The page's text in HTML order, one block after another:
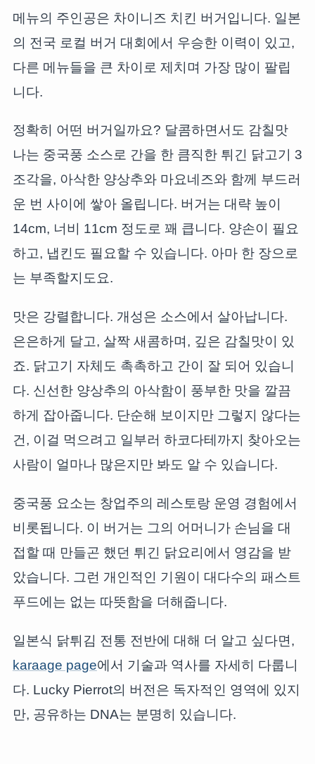
메뉴의 주인공은 차이니즈 치킨 버거입니다. 일본
의 전국 로컬 버거 대회에서 우승한 이력이 있고,
다른 메뉴들을 큰 차이로 제치며 가장 많이 팔립
니다.
정확히 어떤 버거일까요? 달콤하면서도 감칠맛
나는 중국풍 소스로 간을 한 큼직한 튀긴 닭고기 3
조각을, 아삭한 양상추와 마요네즈와 함께 부드러
운 번 사이에 쌓아 올립니다. 버거는 대략 높이
14cm, 너비 11cm 정도로 꽤 큽니다. 양손이 필요
하고, 냅킨도 필요할 수 있습니다. 아마 한 장으로
는 부족할지도요.
맛은 강렬합니다. 개성은 소스에서 살아납니다.
은은하게 달고, 살짝 새콤하며, 깊은 감칠맛이 있
죠. 닭고기 자체도 촉촉하고 간이 잘 되어 있습니
다. 신선한 양상추의 아삭함이 풍부한 맛을 깔끔
하게 잡아줍니다. 단순해 보이지만 그렇지 않다는
건, 이걸 먹으려고 일부러 하코다테까지 찾아오는
사람이 얼마나 많은지만 봐도 알 수 있습니다.
중국풍 요소는 창업주의 레스토랑 운영 경험에서
비롯됩니다. 이 버거는 그의 어머니가 손님을 대
접할 때 만들곤 했던 튀긴 닭요리에서 영감을 받
았습니다. 그런 개인적인 기원이 대다수의 패스트
푸드에는 없는 따뜻함을 더해줍니다.
일본식 닭튀김 전통 전반에 대해 더 알고 싶다면,
karaage page에서 기술과 역사를 자세히 다룹니
다. Lucky Pierrot의 버전은 독자적인 영역에 있지
만, 공유하는 DNA는 분명히 있습니다.